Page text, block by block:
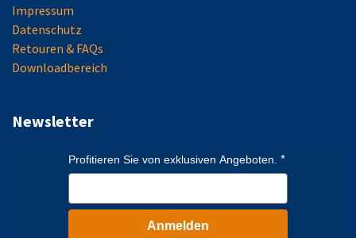
Impressum
Datenschutz
Retouren & FAQs
Downloadbereich
Newsletter
Profitieren Sie von exklusiven Angeboten.
Anmelden